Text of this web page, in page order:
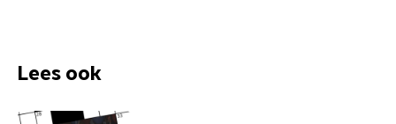
Lees ook